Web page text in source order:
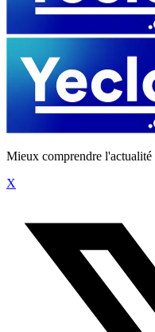
Mieux comprendre
X